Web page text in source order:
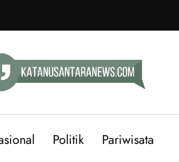
Politik Pariwisata